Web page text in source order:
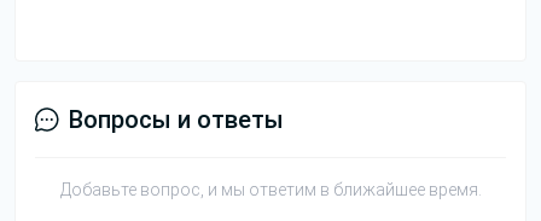
Вопросы и ответы
Добавьте вопрос, и мы ответим в ближайшее время.